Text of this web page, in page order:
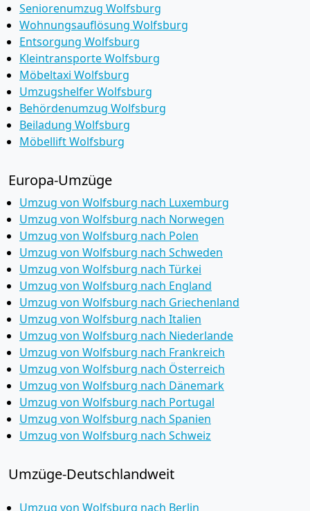
Seniorenumzug Wolfsburg
Wohnungsauflösung Wolfsburg
Entsorgung Wolfsburg
Kleintransporte Wolfsburg
Möbeltaxi Wolfsburg
Umzugshelfer Wolfsburg
Behördenumzug Wolfsburg
Beiladung Wolfsburg
Möbellift Wolfsburg
Europa-Umzüge
Umzug von Wolfsburg nach Luxemburg
Umzug von Wolfsburg nach Norwegen
Umzug von Wolfsburg nach Polen
Umzug von Wolfsburg nach Schweden
Umzug von Wolfsburg nach Türkei
Umzug von Wolfsburg nach England
Umzug von Wolfsburg nach Griechenland
Umzug von Wolfsburg nach Italien
Umzug von Wolfsburg nach Niederlande
Umzug von Wolfsburg nach Frankreich
Umzug von Wolfsburg nach Österreich
Umzug von Wolfsburg nach Dänemark
Umzug von Wolfsburg nach Portugal
Umzug von Wolfsburg nach Spanien
Umzug von Wolfsburg nach Schweiz
Umzüge-Deutschlandweit
Umzug von Wolfsburg nach Berlin